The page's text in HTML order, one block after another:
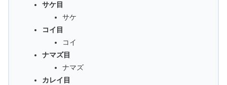
サケ目
サケ
コイ目
コイ
ナマズ目
ナマズ
カレイ目